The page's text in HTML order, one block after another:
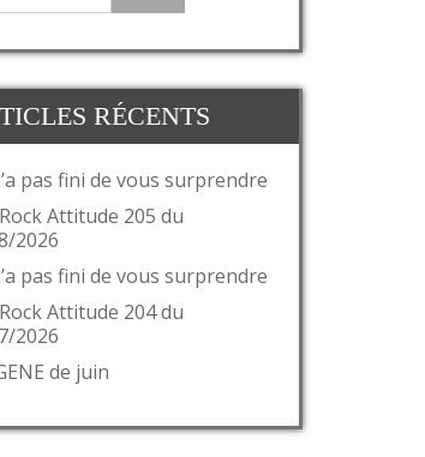
RÉCENTS
pas fini de vous surprendre
Attitude 205 du
2026
pas fini de vous surprendre
Attitude 204 du
2026
de juin